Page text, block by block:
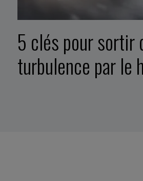
5 clés pour sortir
turbulence par le